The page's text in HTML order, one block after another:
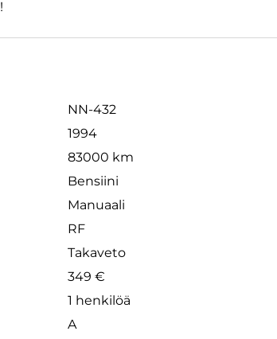
NN-432
1994
83000 km
Bensiini
Manuaali
RF
Takaveto
349 €
1 henkilöä
A